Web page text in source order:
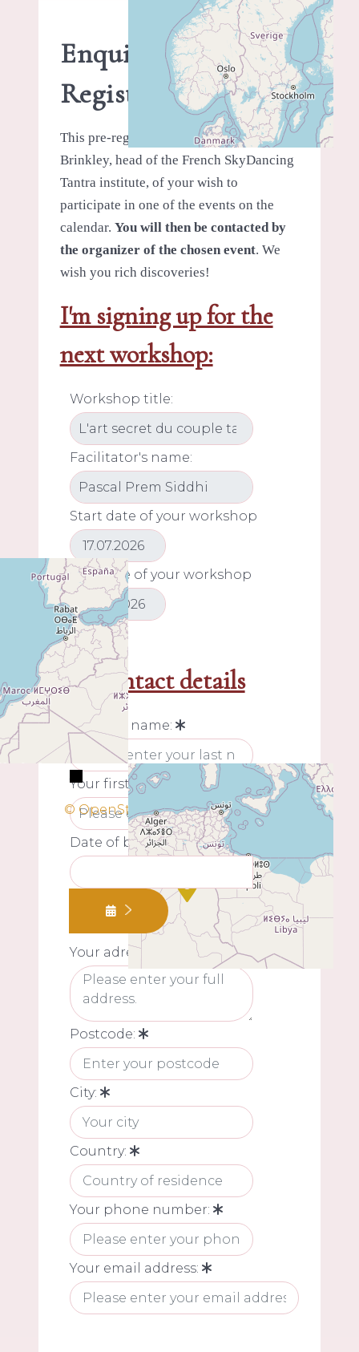
+−
© OpenStreetMap
Enquiry -
Registration
This pre-registration form informs Nital
Brinkley, head of the French SkyDancing
Tantra institute, of your wish to
participate in one of the events on the
calendar. You will then be contacted by
the organizer of the chosen event. We
wish you rich discoveries!
I'm signing up for the
next workshop:
Workshop title:
Facilitator's name:
Start date of your workshop
End date of your workshop
My contact details
Your last name:
Your first name:
Date of birth:
Your adress:
Postcode:
City:
Country:
Your phone number:
Your email address: